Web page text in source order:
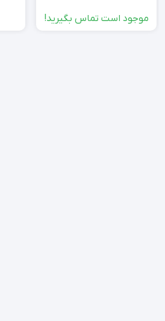
موجود است تماس بگیرید!